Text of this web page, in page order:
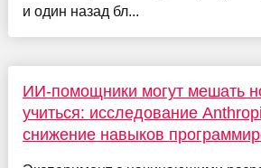
и один назад бл...
ИИ-помощники могут мешать
учиться: исследование
снижение навыков